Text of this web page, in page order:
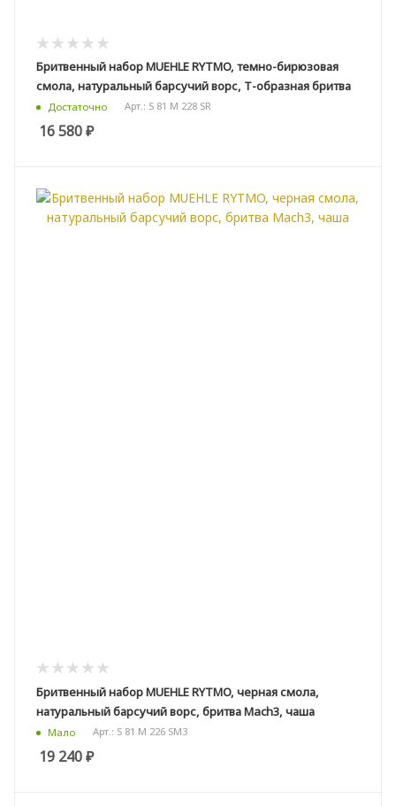
Бритвенный набор MUEHLE RYTMO, темно-бирюзовая
смола, натуральный барсучий ворс, Т-образная бритва
Достаточно Арт.: S 81 M 228 SR
16 580₽
Бритвенный набор MUEHLE RYTMO, черная смола,
натуральный барсучий ворс, бритва Mach3, чаша
Мало Арт.: S 81 M 226 SM3
19 240₽